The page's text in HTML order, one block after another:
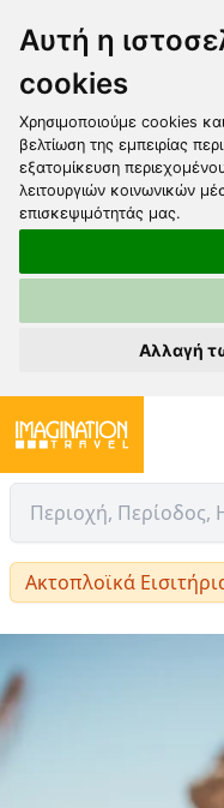
Αυτή η
cookies
Χρησιμοποιούμε cookies
βελτίωση της εμπειρίας
εξατομίκευση
λειτουργιών κοινωνικών
επισκεψιμότητάς μας.
Αλλαγή
Ακτοπλοϊκά